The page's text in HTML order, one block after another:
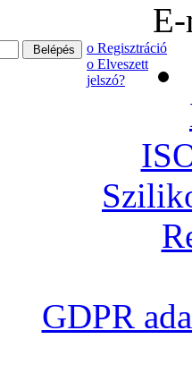
ο Regisztráció
ο Elveszett
jelszó?
GDPR